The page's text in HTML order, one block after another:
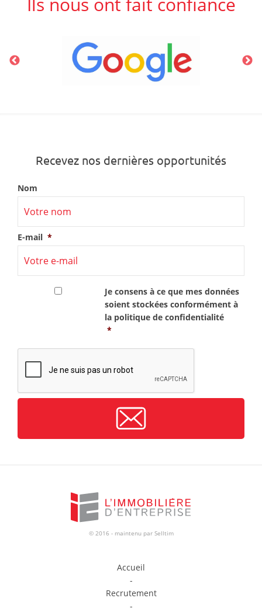
Recevez nos dernières opportunités
Nom
E-mail *
Je consens à ce que mes données
soient stockées conformément à
la politique de confidentialité
*
CAPTCHA
© 2016 - maintenu par Selltim
Accueil
-
Recrutement
-